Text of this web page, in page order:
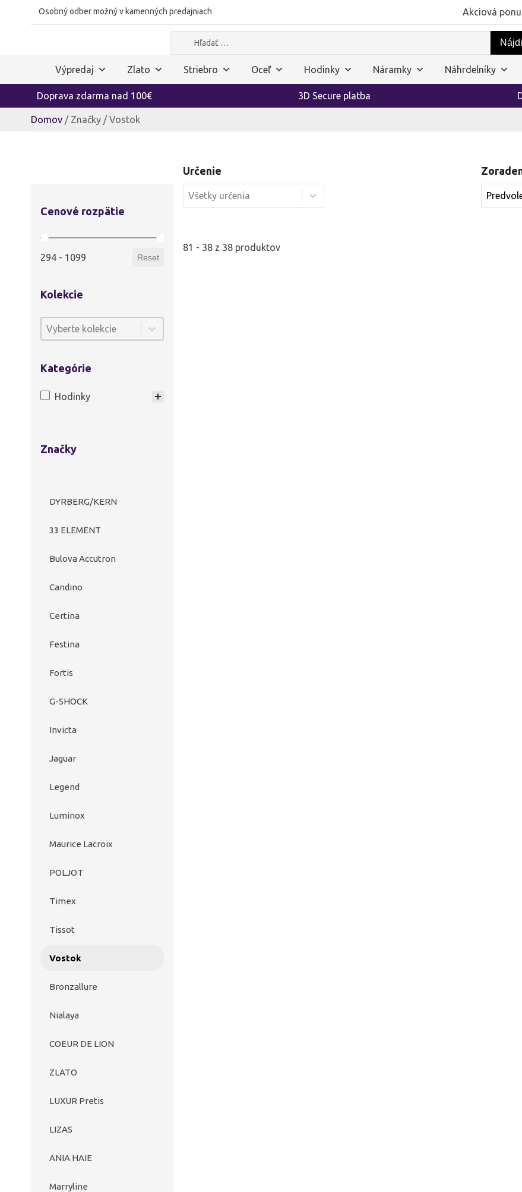
Osobný odber možný v kamenných predajniach Akciová
Výpredaj Zlato Striebro Oceľ Hodinky Náramky Náhrdelníky
Doprava zdarma nad 100€ 3D Secure platba
Domov / Značky / Vostok
Cenové rozpätie
Cenové rozpätie
294 - 1099 Reset
Kolekcie
Kolekcie
Kolekcie
Kolekcie
Kategórie
Kategórie
Hodinky
Značky
DYRBERG/KERN
33 ELEMENT
Bulova Accutron
Candino
Certina
Festina
Fortis
G-SHOCK
Invicta
Jaguar
Legend
Luminox
Maurice Lacroix
POLJOT
Timex
Tissot
Vostok
Bronzallure
Nialaya
COEUR DE LION
ZLATO
LUXUR Pretis
LIZAS
ANIA HAIE
Marryline
Určenie
Určenie
Určenie
Určenie
Zoradenie
81 - 38 z 38 produktov